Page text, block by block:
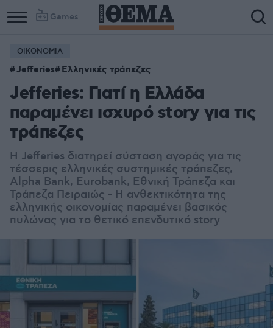
Games
Column
1
Column
2
ΟΙΚΟΝΟΜΙΑ
Jefferies Ελληνικές τράπεζες
Jefferies: Γιατί η Ελλάδα
παραμένει ισχυρό story για τις
τράπεζες
H Jefferies διατηρεί σύσταση αγοράς για τις
τέσσερις ελληνικές συστημικές τράπεζες,
Alpha Bank, Eurobank, Εθνική Τράπεζα και
Τράπεζα Πειραιώς - Η ανθεκτικότητα της
ελληνικής οικονομίας παραμένει βασικός
πυλώνας για το θετικό επενδυτικό story